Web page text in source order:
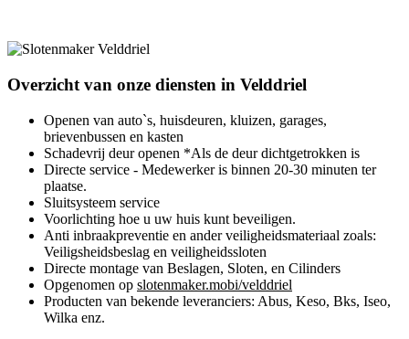
Overzicht van onze diensten in Velddriel
Openen van auto`s, huisdeuren, kluizen, garages,
brievenbussen en kasten
Schadevrij deur openen *Als de deur dichtgetrokken is
Directe service - Medewerker is binnen 20-30 minuten ter
plaatse.
Sluitsysteem service
Voorlichting hoe u uw huis kunt beveiligen.
Anti inbraakpreventie en ander veiligheidsmateriaal zoals:
Veiligsheidsbeslag en veiligheidssloten
Directe montage van Beslagen, Sloten, en Cilinders
Opgenomen op slotenmaker.mobi/velddriel
Producten van bekende leveranciers: Abus, Keso, Bks, Iseo,
Wilka enz.